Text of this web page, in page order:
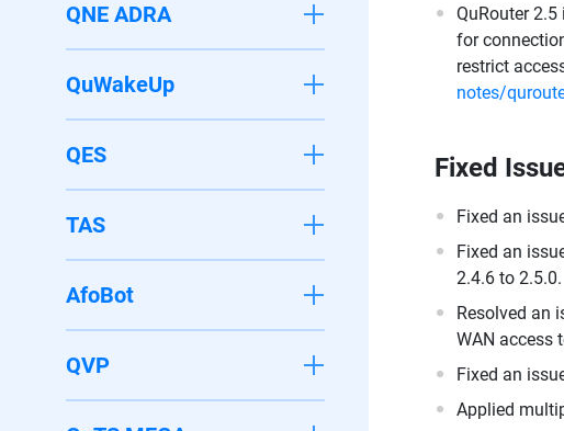
QNE ADRA
QuWakeUp
QES
TAS
AfoBot
QVP
QuRouter
for
restrict
notes/
Fixed
Fixed an
Fixed an
2.4.6 to 2.5.0.
Resolved an
WAN access
Fixed an
Applied